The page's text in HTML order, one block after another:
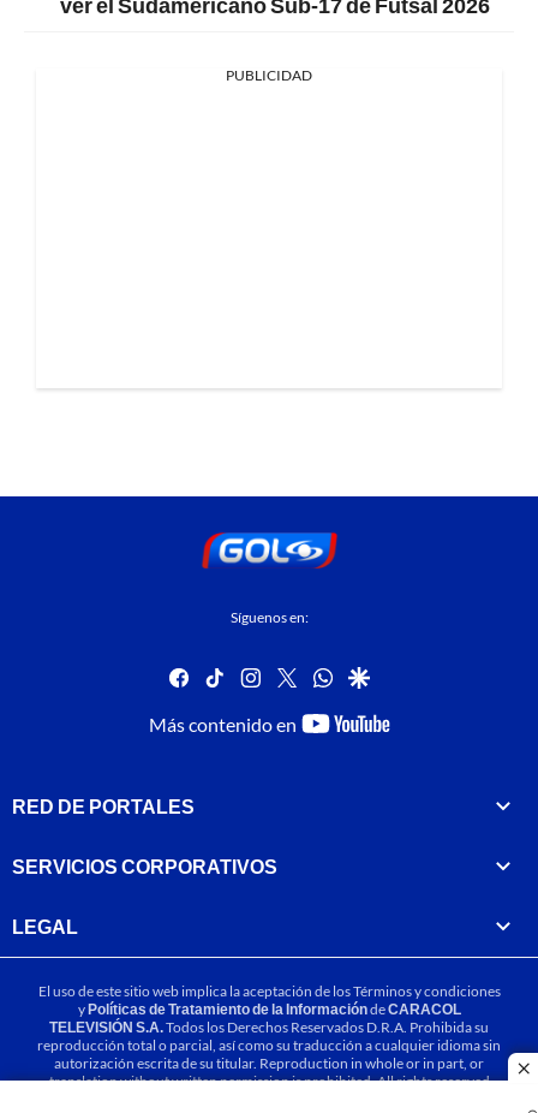
PUBLICIDAD
Síguenos en:
facebook
tiktok instagram
twitterwhatsapp
google
Más contenido en
youtube-
RED DE PORTALES
SERVICIOS CORPORATIVOS
LEGAL
El uso de este sitio web implica la aceptación de losTérminos y condiciones
yPolíticas de Tratamiento de la InformacióndeCARACOL
TELEVISIÓN S.A.Todos los Derechos Reservados D.R.A. Prohibida su
reproducción total o parcial, así como su traducción a cualquier idioma sin
autorización escrita de su titular. Reproduction in whole or in part, or
translation without written permission is prohibited. All rights reserved